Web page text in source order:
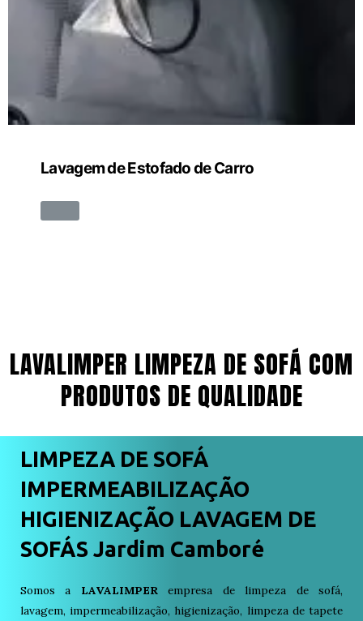
Lavagem de Estofado de Carro
LAVALIMPER LIMPEZA DE SOFÁ COM
PRODUTOS DE QUALIDADE
LIMPEZA DE SOFÁ
IMPERMEABILIZAÇÃO
HIGIENIZAÇÃO LAVAGEM DE
SOFÁS Jardim Camboré
Somos a LAVALIMPERempresa de limpeza de sofá,
lavagem, impermeabilização, higienização, limpeza de tapete